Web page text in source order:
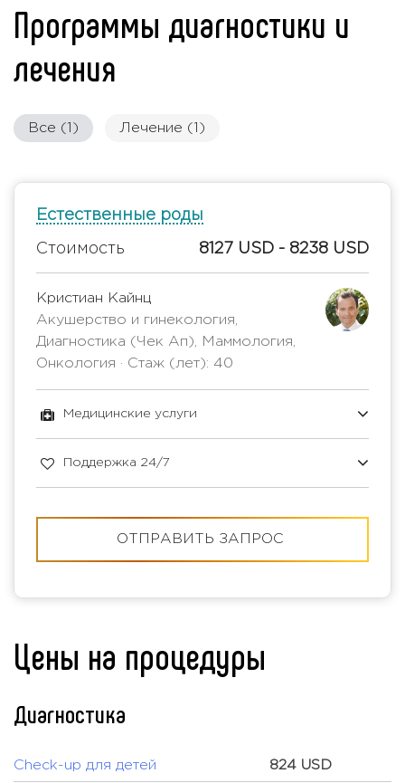
Программы диагностики и
лечения
Все (1) Лечение (1)
Естественные роды
Стоимость 8127 USD - 8238 USD
Кристиан Кайнц
Акушерство и гинекология,
Диагностика (Чек Ап), Маммология,
Онкология · Стаж (лет): 40
Медицинские услуги
Поддержка 24/7
ОТПРАВИТЬ ЗАПРОС
Цены на процедуры
Диагностика
Check-up для детей 824 USD